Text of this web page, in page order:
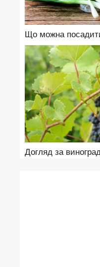
Що можна
Догляд за